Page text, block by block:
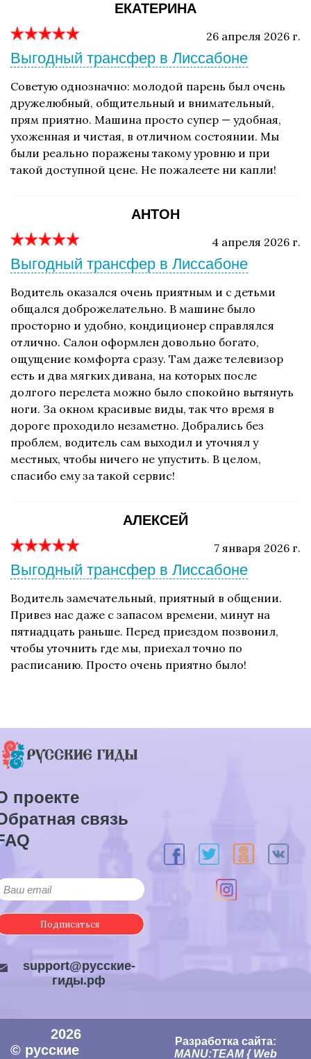
ЕКАТЕРИНА
26 апреля 2026 г.
Выгодный трансфер в Лиссабоне
Советую однозначно: молодой парень был очень
дружелюбный, общительный и внимательный,
прям приятно. Машина просто супер — удобная,
ухоженная и чистая, в отличном состоянии. Мы
были реально поражены такому уровню и при
такой доступной цене. Не пожалеете ни капли!
АНТОН
4 апреля 2026 г.
Выгодный трансфер в Лиссабоне
Водитель оказался очень приятным и с детьми
общался доброжелательно. В машине было
просторно и удобно, кондиционер справлялся
отлично. Салон оформлен довольно богато,
ощущение комфорта сразу. Там даже телевизор
есть и два мягких дивана, на которых после
долгого перелета можно было спокойно вытянуть
ноги. За окном красивые виды, так что время в
дороге проходило незаметно. Добрались без
проблем, водитель сам выходил и уточнял у
местных, чтобы ничего не упустить. В целом,
спасибо ему за такой сервис!
АЛЕКСЕЙ
7 января 2026 г.
Выгодный трансфер в Лиссабоне
Водитель замечательный, приятный в общении.
Привез нас даже с запасом времени, минут на
пятнадцать раньше. Перед приездом позвонил,
чтобы уточнить где мы, приехал точно по
расписанию. Просто очень приятно было!
проекте
связь
Подписаться
support@русские-
гиды.рф
Разработка сайта:
MANU:TEAM { Web
2026
© русские